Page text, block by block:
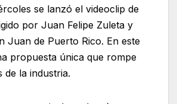
se lanzó el videoclip de
por Juan Felipe Zuleta y
Juan de Puerto Rico. En este
propuesta única que rompe
de la industria.